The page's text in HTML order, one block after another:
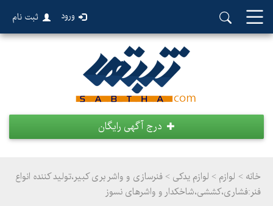
ورود ثبت نام
درج آگهی رایگان
خانه > لوازم > لوازم یدکی > فنرسازی و واشر بری کبیر،تولید کننده انواع
فنر:فشاری،کششی،شاخکدار و واشرهای نسوز